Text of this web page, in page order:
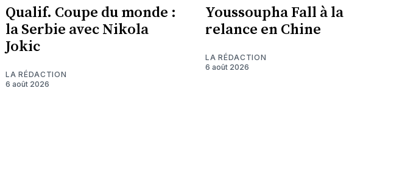
Qualif. Coupe du monde :
la Serbie avec Nikola
Jokic
LA RÉDACTION
6 août 2026
Youssoupha Fall à la
relance en Chine
LA RÉDACTION
6 août 2026